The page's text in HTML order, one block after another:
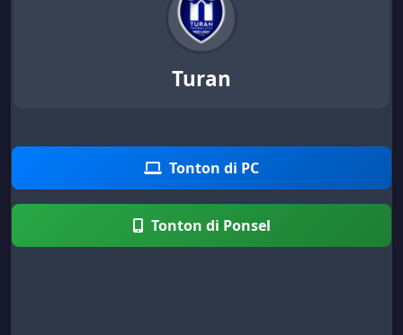
Turan
Tonton di PC
Tonton di Ponsel